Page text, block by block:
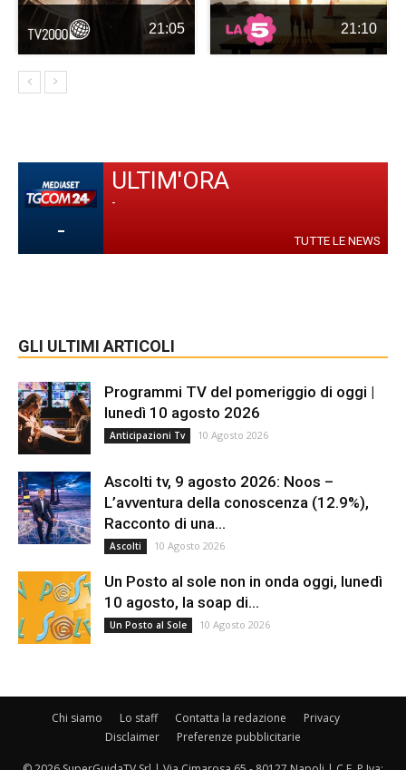
21:05 21:10
-
ULTIM'ORA
-
TUTTE LE NEWS
GLI ULTIMI ARTICOLI
Programmi TV del pomeriggio di oggi |
lunedì 10 agosto 2026
Anticipazioni Tv 10 Agosto 2026
Ascolti tv, 9 agosto 2026: Noos –
L’avventura della conoscenza (12.9%),
Racconto di una...
Ascolti 10 Agosto 2026
Un Posto al sole non in onda oggi, lunedì
10 agosto, la soap di...
Un Posto al Sole 10 Agosto 2026
Chi siamo Lo staff Contatta la redazione
Privacy
Disclaimer
Preferenze pubblicitarie